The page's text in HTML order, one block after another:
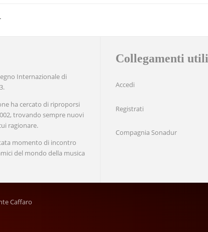
Internazionale di
ha cercato di riproporsi
trovando sempre nuovi
ragionare.
momento di incontro
del mondo della musica
Collegamenti utili
Accedi
Registrati
Compagnia Sonadur
Caffaro